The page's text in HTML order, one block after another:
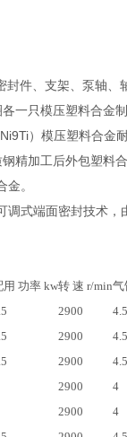
支架、泵轴、轴承
一只模压塑料合金制成
）模压塑料合金耐成
优质钢精加工后外包
。
式端面密封技术，由
用 功率 kw转 速 r/min气
2900 4.5
2900 4.5
2900 4.5
2900 4
2900 4